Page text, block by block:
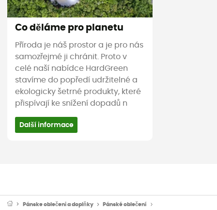
Co děláme pro planetu
Příroda je náš prostor a je pro nás
samozřejmé ji chránit. Proto v
celé naší nabídce HardGreen
stavíme do popředí udržitelné a
ekologicky šetrné produkty, které
přispívají ke snížení dopadů n
Další informace
Pánske oblečeni a doplňky Pánské oblečení